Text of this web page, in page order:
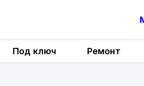
Под ключ Ремонт